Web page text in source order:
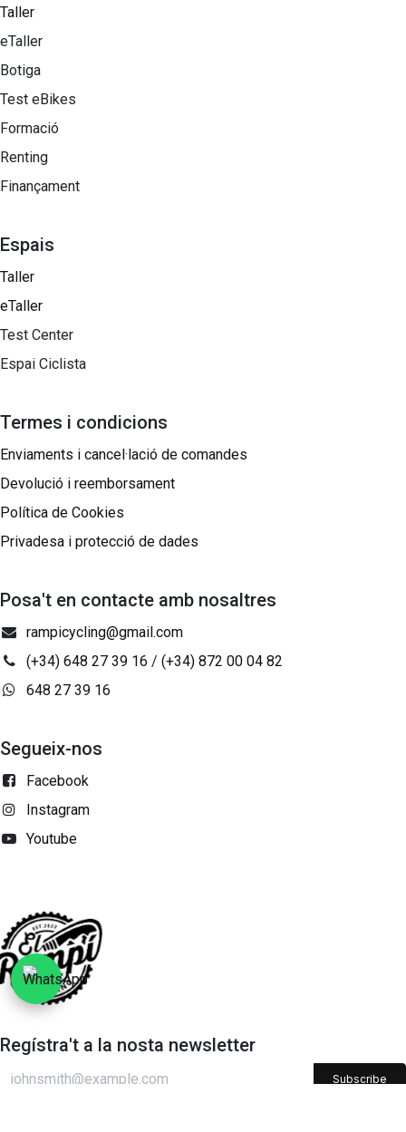
Taller
eTaller
Botiga
Test eBikes
Formació
Renting
Finançament
Espais
Taller
eTaller
Test Center
Espai Ciclista
Termes i condicions
Enviaments i cancel·lació de comandes
Devolució i reemborsament
Política de Cookies
Privadesa i protecció de dades
Posa't en contacte amb nosaltres
rampicycling@gmail.com
(+34) 648 27 39 16 / (+34) 872 00 04 82
648 27 39 16
Segueix-nos
Facebook
Instagram
Youtube
Regístra't a la nosta newsletter
Subscribe